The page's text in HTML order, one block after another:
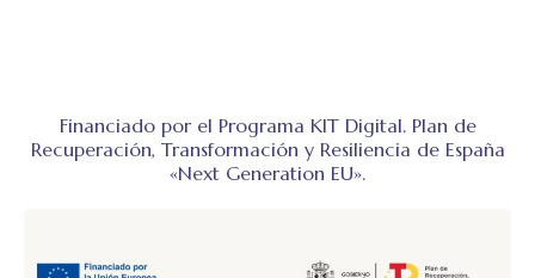
Financiado por el Programa KIT Digital. Plan de
Recuperación, Transformación y Resiliencia de España
«Next Generation EU».